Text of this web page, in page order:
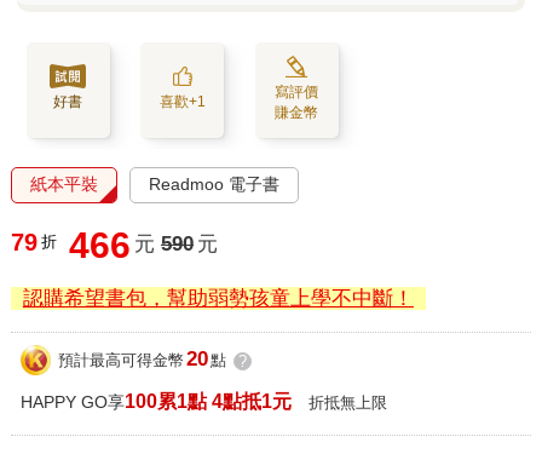
好書 喜歡+1
寫評價
賺金幣
紙本平裝 Readmoo 電子書
79 折 466 元 590 元
認購希望書包，幫助弱勢孩童上學不中斷！
預計最高可得金幣 20點 ?
HAPPY GO享100累1點 4點抵1元 折抵無上限